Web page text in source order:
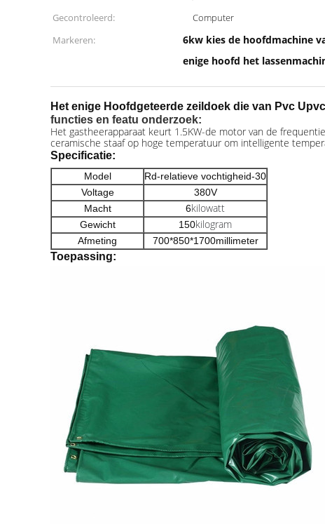
Gecontroleerd:
Computer
Markeren:
6kw kies de hoofdmachine
enige hoofd het
Het enige Hoofdgeteerde zeildoek die van Pvc
functies en featu onderzoek:
Het gastheerapparaat keurt 1.5KW-de motor van de
ceramische staaf op hoge temperatuur om intelligente
Specificatie:
Model
Rd-relatieve vochtigheid-30
Voltage
380V
Macht
6kilowatt
Gewicht 150kilogram
Afmeting 700*850*1700millimeter
Toepassing: